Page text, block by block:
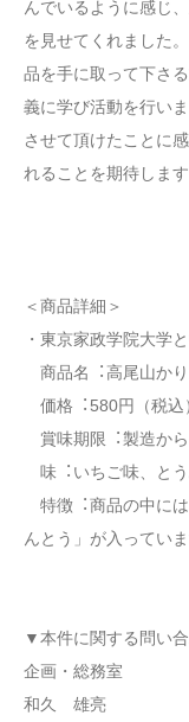
んでいるように感じ
を見せてくれました
品を手に取って下さ
義に学び活動を行い
させて頂けたことに
れることを期待します
＜商品詳細＞
・東京家政学院大学
商品名︓高尾山か
価格︓580円（税込
賞味期限︓製造か
味︓いちご味、と
特徴︓商品の中に
んとう」が入っていま
▼本件に関する問い
企画・総務室
和久 雄亮